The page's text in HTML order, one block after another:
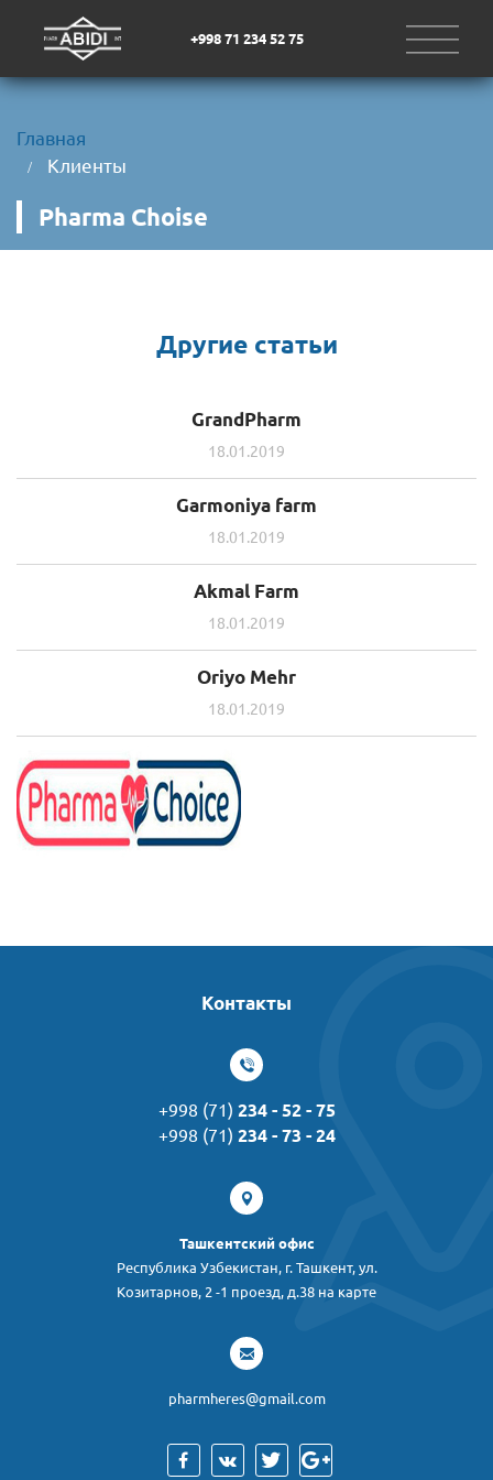
+998 71 234 52 75
Главная
Клиенты
Pharma Choise
Другие статьи
GrandPharm
18.01.2019
Garmoniya farm
18.01.2019
Akmal Farm
18.01.2019
Oriyo Mehr
18.01.2019
Контакты
+998 (71) 234 - 52 - 75
+998 (71) 234 - 73 - 24
Ташкентский офис
Республика Узбекистан, г. Ташкент, ул.
Козитарнов, 2 -1 проезд, д.38 на карте
pharmheres@gmail.com